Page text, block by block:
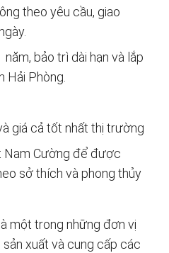
theo yêu cầu, giao
năm, bảo trì dài hạn và lắp
Hải Phòng.
giá cả tốt nhất thị trường
Nam Cường để được
sở thích và phong thủy
là một trong những đơn vị
xuất và cung cấp các